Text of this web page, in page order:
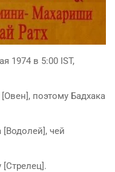
1974 в 5:00 IST,
поэтому Бадхака
[Водолей], чей